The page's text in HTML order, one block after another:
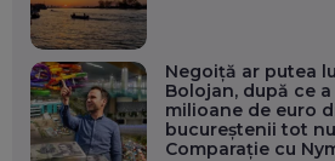
Negoiță ar putea
Bolojan, după ce
milioane de euro
bucureștenii tot
Comparație cu